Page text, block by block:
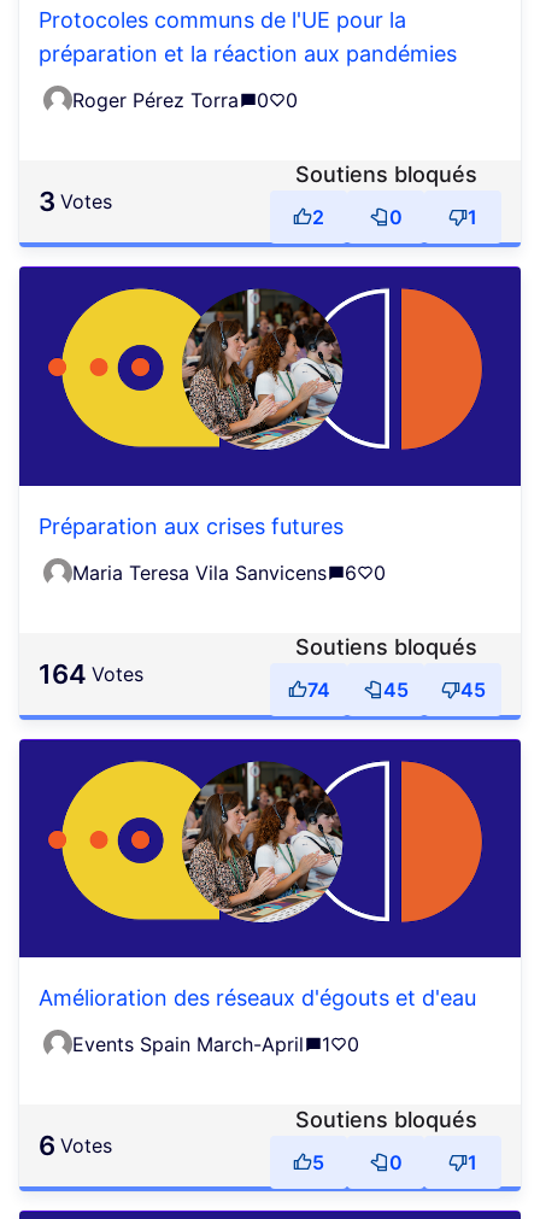
Protocoles communs de l'UE pour la
préparation et la réaction aux pandémies
Roger Pérez Torra 0 0
3 votes
Soutiens bloqués
2 0 1
Préparation aux crises futures
Maria Teresa Vila Sanvicens 6 0
164 votes
Soutiens bloqués
74 45 45
Amélioration des réseaux d'égouts et d'eau
Events Spain March-April 1 0
6 votes
Soutiens bloqués
5 0 1